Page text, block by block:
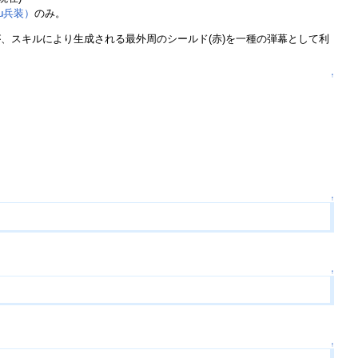
装） のみ。
キルにより生成される最外周のシールド(赤)を一種の弾幕として利
↑
↑
↑
↑